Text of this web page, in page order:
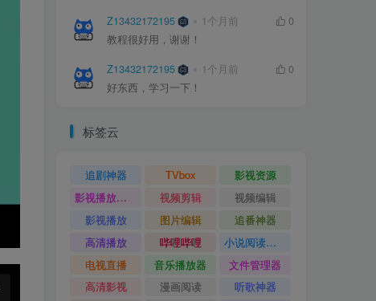
Z13432172195 1个月前
0
教程很好用，谢谢！
Z13432172195 1个月前
0
好东西，学习一下！
标签云
追剧神器 TVbox
影视资源
影视播放神器
视频剪辑
视频编辑
影视播放
图片编辑
追番神器
高清播放
哔哩哔哩
小说阅读神器
电视直播
音乐播放器
文件管理器
高清影视
漫画阅读 听歌神器
Z13432172195 1个月前
0
教程很好用，谢谢！
Z13432172195 1个月前
0
好东西，学习一下！